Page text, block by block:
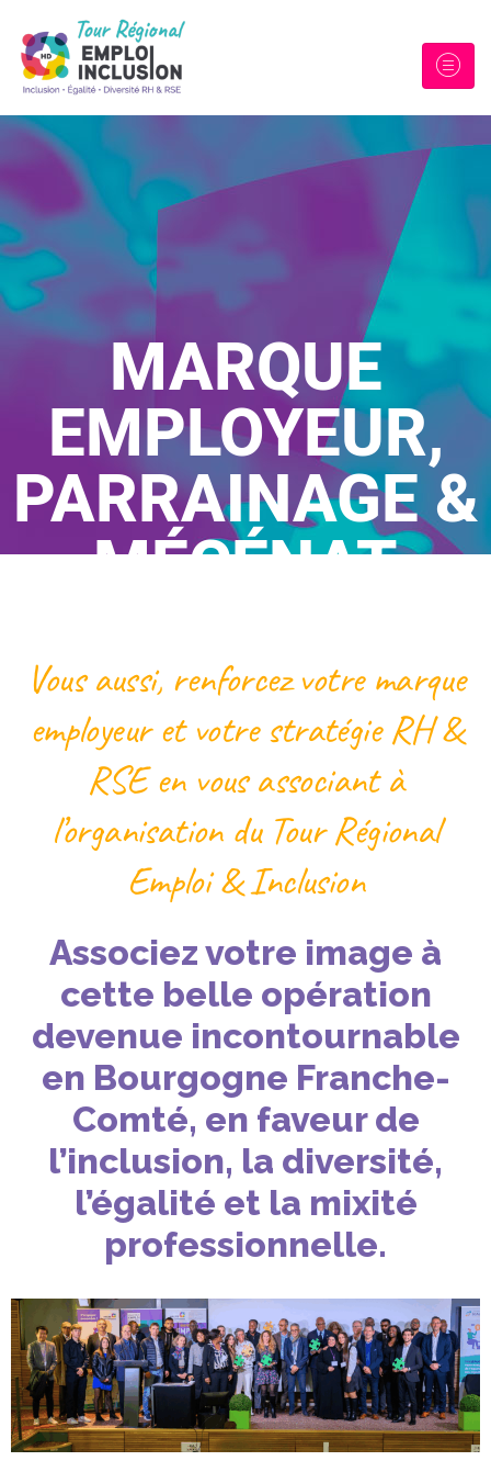
MARQUE
EMPLOYEUR,
PARRAINAGE &
MÉCÉNAT
Vous aussi, renforcez votre marque
employeur et votre stratégie RH &
RSE en vous associant à
l’organisation du Tour Régional
Emploi & Inclusion
Associez votre image à
cette belle opération
devenue incontournable
en Bourgogne Franche-
Comté, en faveur de
l’inclusion, la diversité,
l’égalité et la mixité
professionnelle.